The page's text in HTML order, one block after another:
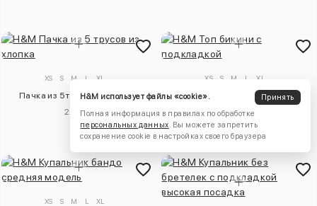
XS S M L XL
Пачка из 5 трусов из хлопка
2950 ₽
XS S M L XL
Топ бикини с подкладкой
3150 ₽
XS S M L XL
H&M использует файлы «cookie».
Принять
Полная информация в правилах по обработке
персональных данных. Вы можете запретить
сохранение cookie в настройках своего браузера